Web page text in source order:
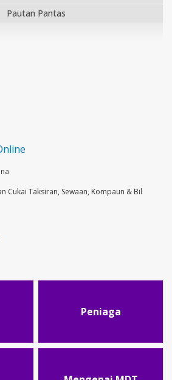
Pautan Pantas
Cukai Taksiran, Sewaan, Kompaun & Bil
Peniaga